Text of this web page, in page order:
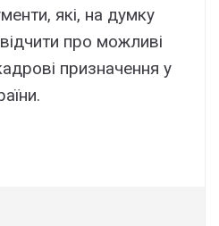
які, на думку
про можливі
призначення у